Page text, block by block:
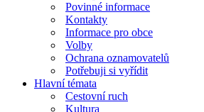
Povinné informace
Kontakty
Informace pro obce
Volby
Ochrana oznamovatelů
Potřebuji si vyřídit
Hlavní témata
Cestovní ruch
Kultura